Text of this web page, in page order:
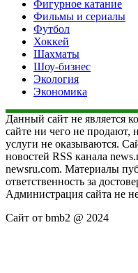
Фигурное катание
Фильмы и сериалы
Футбол
Хоккей
Шахматы
Шоу-бизнес
Экология
Экономика
Данный сайт не является
сайте ни чего не продают,
услуги не оказываются.
новостей RSS канала
newsru.com. Материалы
ответственность за
Администрация сайта не
Сайт от bmb2 @ 2024